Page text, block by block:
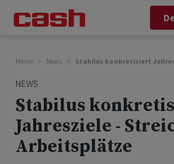
Home News Stabilus konkretisiert
NEWS
Stabilus
Jahresziele -
Arbeitsplätze